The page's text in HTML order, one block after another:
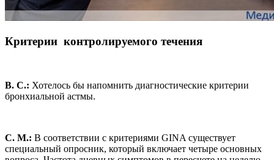
Критерии контролируемого течения
В. С.: Хотелось бы напомнить диагностические критерии
бронхиальной астмы.
С. М.: В соответствии с критериями GINA существует
специальный опросник, который включает четыре основных